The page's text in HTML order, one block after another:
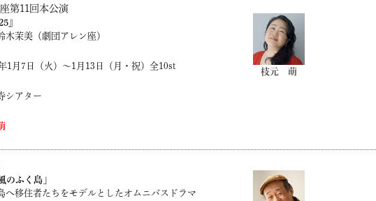
第11回本公演
』
木茉美（劇団アレン座）
1月7日（火）〜1月13日（月・祝）全10st
シアター
枝元 萌
のふく島」
へ移住者たちをモデルとしたオムニバスドラマ